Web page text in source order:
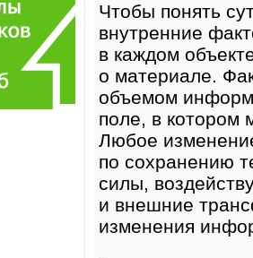
Чтобы понять
внутренние
в каждом
о материале.
объемом
поле, в котором
Любое
по сохранению
силы,
и внешние
изменения